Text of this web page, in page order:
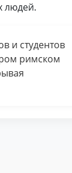
людей.
и студентов
римском